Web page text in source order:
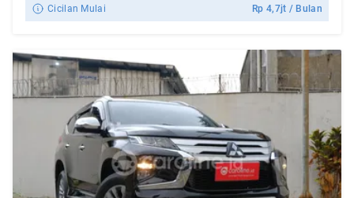
Cicilan Mulai Rp4,7jt / Bulan